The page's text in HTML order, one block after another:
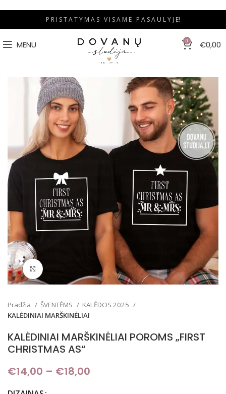
P R I S T A T Y M A S V I S A M E P A S A U L Y J E!
MENU 0 €0,00
Pradžia ŠVENTĖMS
KALĖDOS 2025
KALĖDINIAI MARŠKINĖLIAI
KALĖDINIAI MARŠKINĖLIAI POROMS „FIRST
CHRISTMAS AS“
€14,00 – €18,00